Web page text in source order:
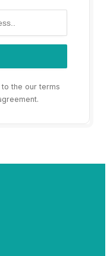
the our terms